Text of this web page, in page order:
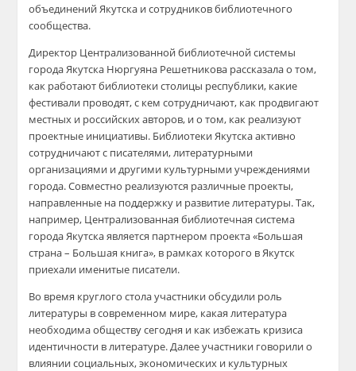
объединений Якутска и сотрудников библиотечного
сообщества.
Директор Централизованной библиотечной системы
города Якутска Нюргуяна Решетникова рассказала о том,
как работают библиотеки столицы республики, какие
фестивали проводят, с кем сотрудничают, как продвигают
местных и российских авторов, и о том, как реализуют
проектные инициативы. Библиотеки Якутска активно
сотрудничают с писателями, литературными
организациями и другими культурными учреждениями
города. Совместно реализуются различные проекты,
направленные на поддержку и развитие литературы. Так,
например, Централизованная библиотечная система
города Якутска является партнером проекта «Большая
страна – Большая книга», в рамках которого в Якутск
приехали именитые писатели.
Во время круглого стола участники обсудили роль
литературы в современном мире, какая литература
необходима обществу сегодня и как избежать кризиса
идентичности в литературе. Далее участники говорили о
влиянии социальных, экономических и культурных